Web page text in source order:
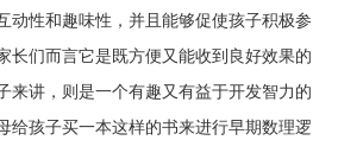
动性和趣味性，并且能够促使孩子积极参
长们而言它是既方便又能收到良好效果的
来讲，则是一个有趣又有益于开发智力的
给孩子买一本这样的书来进行早期数理逻